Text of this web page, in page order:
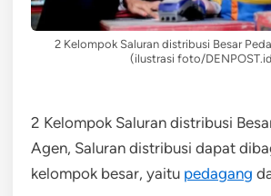
2 Kelompok Saluran distribusi Besar
(ilustrasi foto/
2 Kelompok Saluran distribusi
Agen, Saluran distribusi dapat
kelompok besar, yaitu pedagang